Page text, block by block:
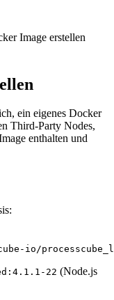
Image erstellen
ein eigenes Docker
Third-Party Nodes,
enthalten und
io/
22 (Node.js